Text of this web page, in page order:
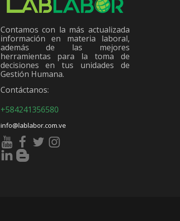
Contamos con la más actualizada
información en materia laboral,
además de las mejores
herramientas para la toma de
decisiones en tus unidades de
Gestión Humana.
Contáctanos:
+584241356580
info@lablabor.com.ve